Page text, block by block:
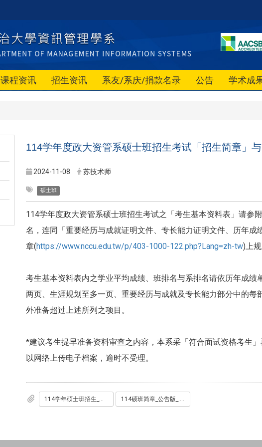
课程资讯 招生资讯 系友/系庆/捐款名录 公告 学术成
114学年度政大资管系硕士班招生考试「招生简章」与
2024-11-08 苏技术师
硕士班
114学年度政大资管系硕士班招生考试之「考生基本资料表」请参
名，连同「重要经历与成就证明文件、专长能力证明文件、历年
章(https://www.nccu.edu.tw/p/403-1000-122.php?Lang=zh-tw)上
考生基本资料表内之学业平均成绩、班排名与系排名请依历年成
两页、生涯规划至多一页、重要经历与成就及专长能力部分中的
外准备超过上述所列之项目。
*建议考生提早准备资料审查之内容，本系采「符合面试资格考生
以网络上传电子档案，逾时不受理。